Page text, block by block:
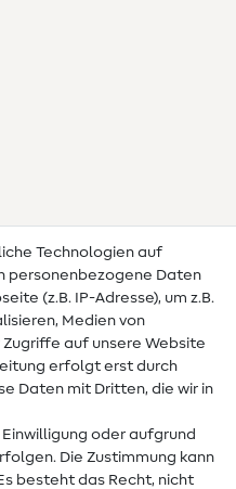
Technologien auf
personenbezogene Daten
(z.B. IP-Adresse), um z.B.
Medien von
auf unsere Website
erfolgt erst durch
Daten mit Dritten, die wir in
oder aufgrund
Die Zustimmung kann
besteht das Recht, nicht